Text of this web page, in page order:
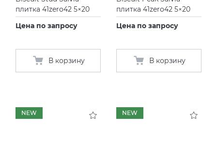
плитка 41zero42 5×20
Цена по запросу
В корзину
плитка 41zero42 5×20
Цена по запросу
В корзину
NEW NEW